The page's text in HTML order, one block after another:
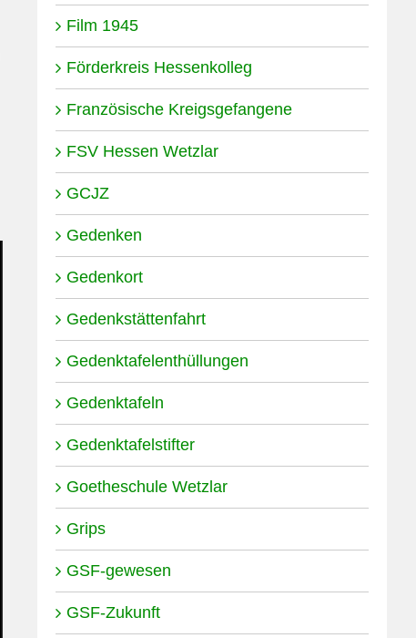
Film 1945
Förderkreis Hessenkolleg
Französische Kreigsgefangene
FSV Hessen Wetzlar
GCJZ
Gedenken
Gedenkort
Gedenkstättenfahrt
Gedenktafelenthüllungen
Gedenktafeln
Gedenktafelstifter
Goetheschule Wetzlar
Grips
GSF-gewesen
GSF-Zukunft